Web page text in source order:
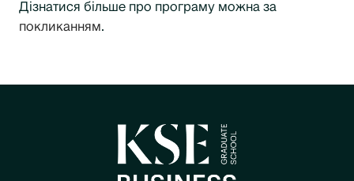
Дізнатися більше про програму можна за
покликанням.